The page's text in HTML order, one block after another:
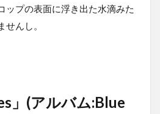
ップの表面に浮き出た水滴みた
んし。
」(アルバム:Blue